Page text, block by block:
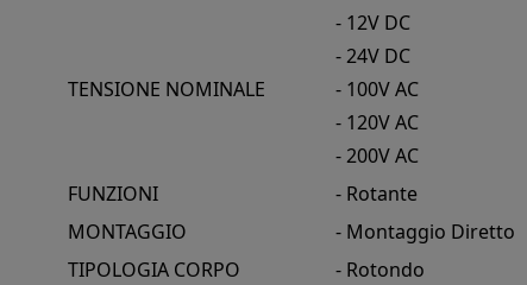
TENSIONE NOMINALE
- 12V DC
- 24V DC
- 100V AC
- 120V AC
- 200V AC
FUNZIONI
- Rotante
MONTAGGIO
- Montaggio Diretto
TIPOLOGIA CORPO
- Rotondo